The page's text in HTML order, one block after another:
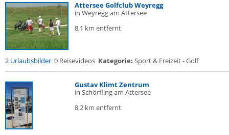
Attersee Golfclub Weyregg
in Weyregg am Attersee
8,1 km entfernt
2 Urlaubsbilder 0 Reisevideos Kategorie: Sport & Freizeit - Golf
Gustav Klimt Zentrum
in Schörfling am Attersee
8,2 km entfernt